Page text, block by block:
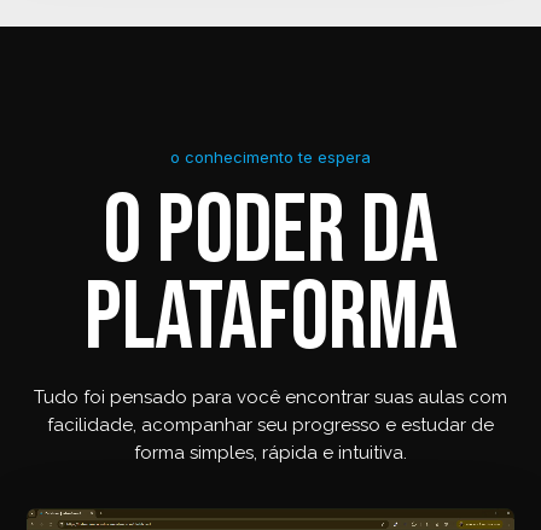
o conhecimento te espera
O PODER DA
PLATAFORMA
Tudo foi pensado para você encontrar suas aulas com
facilidade, acompanhar seu progresso e estudar de
forma simples, rápida e intuitiva.